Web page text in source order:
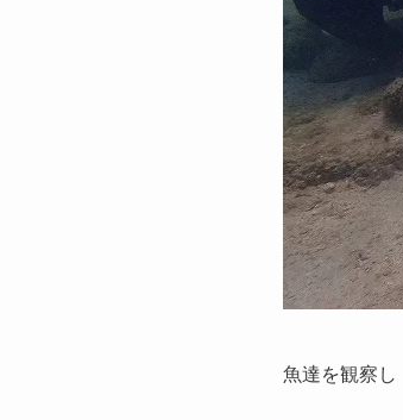
魚達を観察し